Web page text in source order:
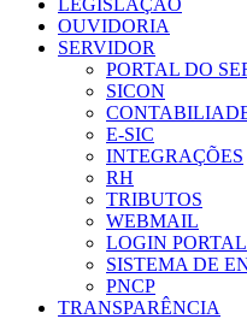
LEGISLAÇÃO
OUVIDORIA
SERVIDOR
PORTAL DO
SICON
E-SIC
INTEGRAÇÕES
RH
TRIBUTOS
WEBMAIL
LOGIN PORTAL
SISTEMA DE
PNCP
TRANSPARÊNCIA